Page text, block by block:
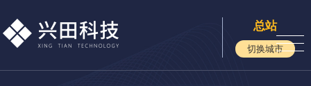
总站
切换城市